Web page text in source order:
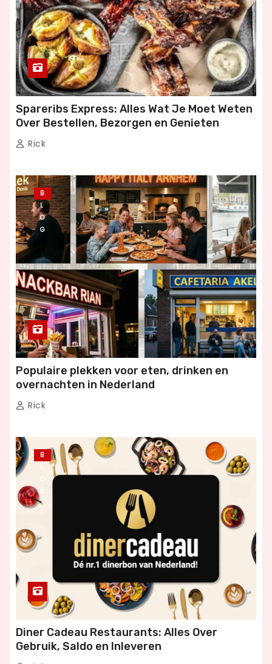
Spareribs Express: Alles Wat Je Moet Weten
Over Bestellen, Bezorgen en Genieten
Rick
B
L
O
G
Populaire plekken voor eten, drinken en
overnachten in Nederland
Rick
B
L
O
G
Diner Cadeau Restaurants: Alles Over
Gebruik, Saldo en Inleveren